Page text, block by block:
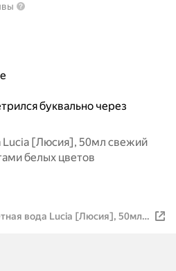
буквально через
Lucia [Люсия], 50мл свежий
белых цветов
вода Lucia [Люсия], 50мл